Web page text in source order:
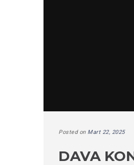
Posted on Mart 22, 2025
DAVA